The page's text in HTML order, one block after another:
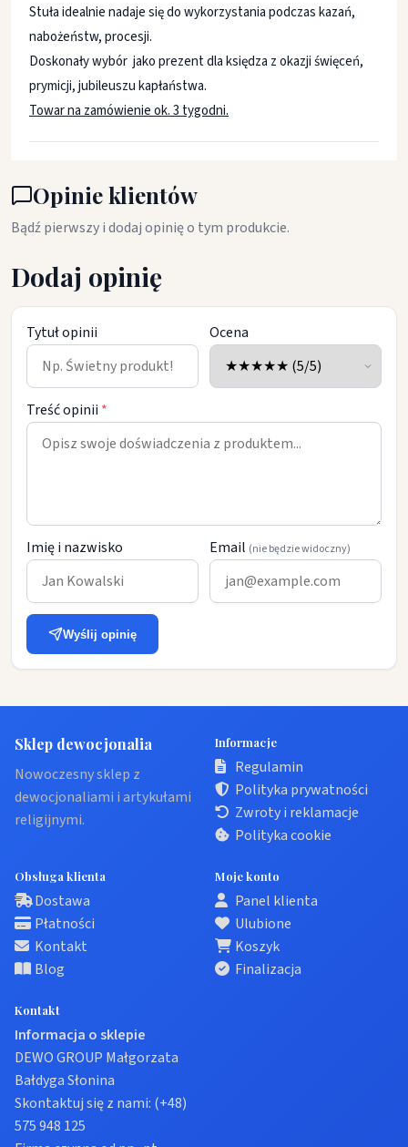
Stuła idealnie nadaje się do wykorzystania podczas kazań,
nabożeństw, procesji.
Doskonały wybór jako prezent dla księdza z okazji święceń,
prymicji, jubileuszu kapłaństwa.
Towar na zamówienie ok. 3 tygodni.
Opinie klientów
Bądź pierwszy i dodaj opinię o tym produkcie.
Dodaj opinię
Tytuł opinii Ocena
Treść opinii *
Imię i nazwisko Email (nie będzie widoczny)
Wyślij opinię
Sklep dewocjonalia
Nowoczesny sklep z
dewocjonaliami i artykułami
religijnymi.
Informacje
Regulamin
Polityka prywatności
Zwroty i reklamacje
Polityka cookie
Obsługa klienta
Dostawa
Płatności
Kontakt
Blog
Moje konto
Panel klienta
Ulubione
Koszyk
Finalizacja
Kontakt
Informacja o sklepie
DEWO GROUP Małgorzata
Bałdyga Słonina
Skontaktuj się z nami: (+48)
575 948 125